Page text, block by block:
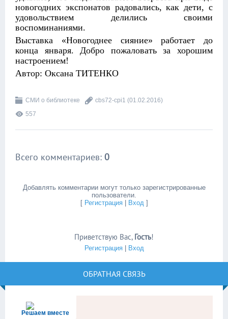
новогодних экспонатов радовались, как дети, с
удовольствием делились своими
воспоминаниями.
Выставка «Новогоднее сияние» работает до
конца января. Добро пожаловать за хорошим
настроением!
Автор: Оксана ТИТЕНКО
СМИ о библиотеке cbs72-cpi1 (01.02.2016)
557
Всего комментариев: 0
Добавлять комментарии могут только зарегистрированные
пользователи.
[ Регистрация| Вход]
Приветствую Вас, Гость!
Регистрация| Вход
ОБРАТНАЯ СВЯЗЬ
Решаем вместе